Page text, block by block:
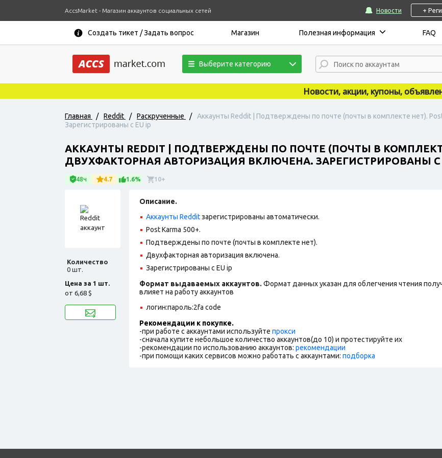
AccsMarket - Магазин аккаунтов социальных сетей Новости +
Создать тикет / Задать вопрос Магазин Полезная информация FAQ
Выберите категорию
Новости, акции, купоны,
Главная / Reddit / Раскрученные /
Аккаунты Reddit | Подтверждены по почте (почты в комплекте нет).
Зарегистрированы с EU ip
АККАУНТЫ REDDIT | ПОДТВЕРЖДЕНЫ ПО ПОЧТЕ (ПОЧТЫ В КОМПЛЕКТЕ
ДВУХФАКТОРНАЯ АВТОРИЗАЦИЯ ВКЛЮЧЕНА. ЗАРЕГИСТРИРОВАНЫ С
48ч 4.7 1.6% 10+
Количество
0 шт.
Цена за 1 шт.
от 6,68 $
Описание.
Аккаунты Redditзарегистрированы автоматически.
Post Karma 500+.
Подтверждены по почте (почты в комплекте нет).
Двухфакторная авторизация включена.
Зарегистрированы с EU ip
Формат выдаваемых аккаунтов. Формат данных указан для облегчения чтения
влияет на работу аккаунтов
логин:пароль:2fa code
Рекомендации к покупке.
-при работе с аккаунтами используйте прокси
-сначала купите небольшое количество аккаунтов(до 10) и протестируйте их
-рекомендации по использованию аккаунтов: рекомендации
-при помощи каких сервисов можно работать с аккаунтами: подборка